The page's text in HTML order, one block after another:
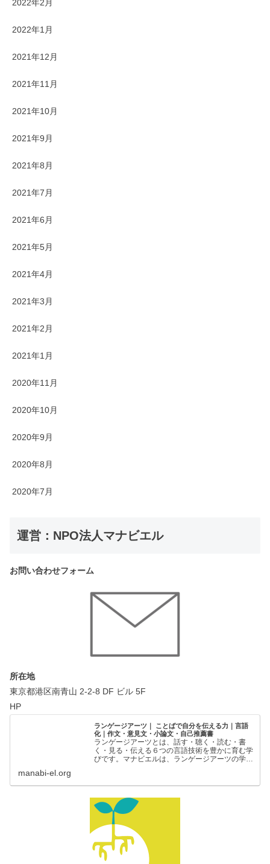
2022年2月
2022年1月
2021年12月
2021年11月
2021年10月
2021年9月
2021年8月
2021年7月
2021年6月
2021年5月
2021年4月
2021年3月
2021年2月
2021年1月
2020年11月
2020年10月
2020年9月
2020年8月
2020年7月
運営：NPO法人マナビエル
お問い合わせフォーム
所在地
東京都港区南青山 2-2-8 DF ビル 5F
HP
ランゲージアーツ｜ ことばで自分を伝える力｜言語
化｜作文・意見文・小論文・自己推薦書
ランゲージアーツとは、話す・聴く・読む・書
く・見る・伝える６つの言語技術を豊かに育む学
びです。マナビエルは、ランゲージアーツの学び
分を伝える力｜ランゲー…
manabi-el.org